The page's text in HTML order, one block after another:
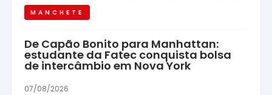
MANCHETE
De Capão Bonito para Manhattan:
estudante da Fatec conquista bolsa
de intercâmbio em Nova York
07/08/2026